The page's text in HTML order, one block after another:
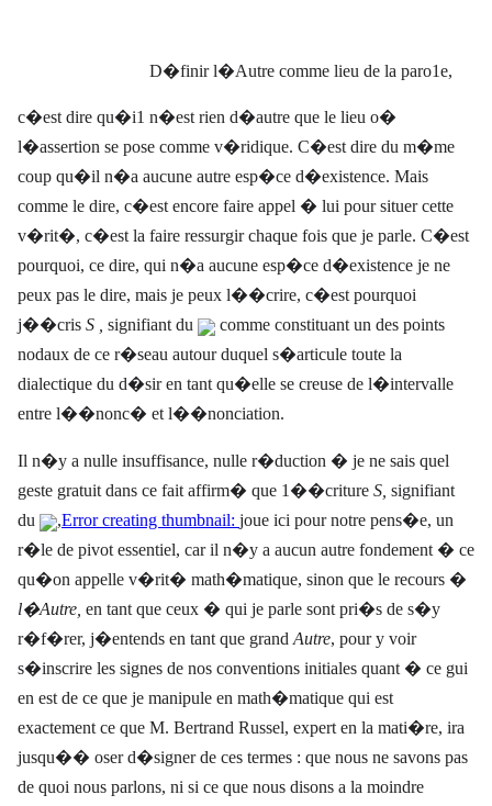
D�finir l�Autre comme lieu de la paro1e,
c�est dire qu�i1 n�est rien d�autre que le lieu o�
l�assertion se pose comme v�ridique. C�est dire du m�me
coup qu�il n�a aucune autre esp�ce d�existence. Mais
comme le dire, c�est encore faire appel � lui pour situer cette
v�rit�, c�est la faire ressurgir chaque fois que je parle. C�est
pourquoi, ce dire, qui n�a aucune esp�ce d�existence je ne
peux pas le dire, mais je peux l��crire, c�est pourquoi
j��cris S , signifiant du
comme constituant un des points
nodaux de ce r�seau autour duquel s�articule toute la
dialectique du d�sir en tant qu�elle se creuse de l�intervalle
entre l��nonc� et l��nonciation.
Il n�y a nulle insuffisance, nulle r�duction � je ne sais quel
geste gratuit dans ce fait affirm� que 1��criture S, signifiant
du
,Error creating thumbnail: joue ici pour notre pens�e, un
r�le de pivot essentiel, car il n�y a aucun autre fondement � ce
qu�on appelle v�rit� math�matique, sinon que le recours �
l�Autre, en tant que ceux � qui je parle sont pri�s de s�y
r�f�rer, j�entends en tant que grand Autre, pour y voir
s�inscrire les signes de nos conventions initiales quant � ce gui
en est de ce que je manipule en math�matique qui est
exactement ce que M. Bertrand Russel, expert en la mati�re, ira
jusqu�� oser d�signer de ces termes : que nous ne savons pas
de quoi nous parlons, ni si ce que nous disons a la moindre